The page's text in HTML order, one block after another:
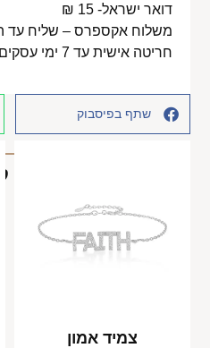
דואר ישראל- 15 ₪
משלוח אקספרס – שליח עד
חריטה אישית עד 7 ימי עסקים- 40 ₪
שתף בפיסבוק
מוצרים
צמיד אמון